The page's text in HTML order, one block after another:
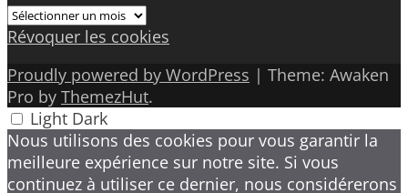
Archives
Révoquer les cookies
Proudly powered by WordPress | Theme: Awaken
Pro by ThemezHut.
Light Dark
Nous utilisons des cookies pour vous garantir la
meilleure expérience sur notre site. Si vous
continuez à utiliser ce dernier, nous considérerons